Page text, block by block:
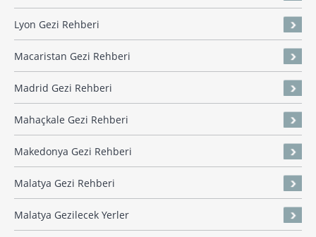
Lyon Gezi Rehberi
Macaristan Gezi Rehberi
Madrid Gezi Rehberi
Mahaçkale Gezi Rehberi
Makedonya Gezi Rehberi
Malatya Gezi Rehberi
Malatya Gezilecek Yerler